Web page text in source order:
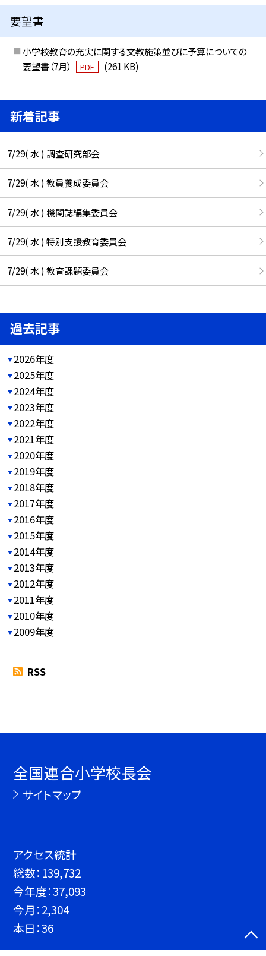
要望書
小学校教育の充実に関する文教施策並びに予算についての
要望書（7月）
PDF (261 KB)
新着記事
7/29( 水 ) 調査研究部会
7/29( 水 ) 教員養成委員会
7/29( 水 ) 機関誌編集委員会
7/29( 水 ) 特別支援教育委員会
7/29( 水 ) 教育課題委員会
過去記事
2026年度
2025年度
2024年度
2023年度
2022年度
2021年度
2020年度
2019年度
2018年度
2017年度
2016年度
2015年度
2014年度
2013年度
2012年度
2011年度
2010年度
2009年度
RSS
全国連合小学校長会
サイトマップ
アクセス統計
総数： 139,732
今年度：37,093
今月：2,304
本日：36